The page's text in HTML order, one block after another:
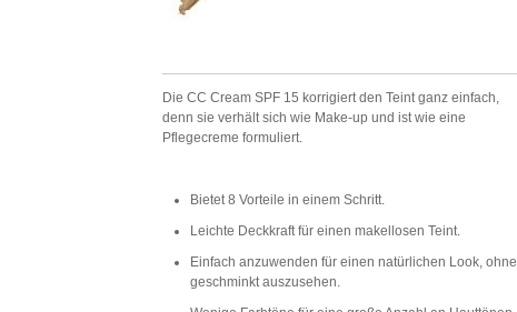
Die CC Cream SPF 15 korrigiert den Teint ganz einfach,
denn sie verhält sich wie Make-up und ist wie eine
Pflegecreme formuliert.
Bietet 8 Vorteile in einem Schritt.
Leichte Deckkraft für einen makellosen Teint.
Einfach anzuwenden für einen natürlichen Look, ohne
geschminkt auszusehen.